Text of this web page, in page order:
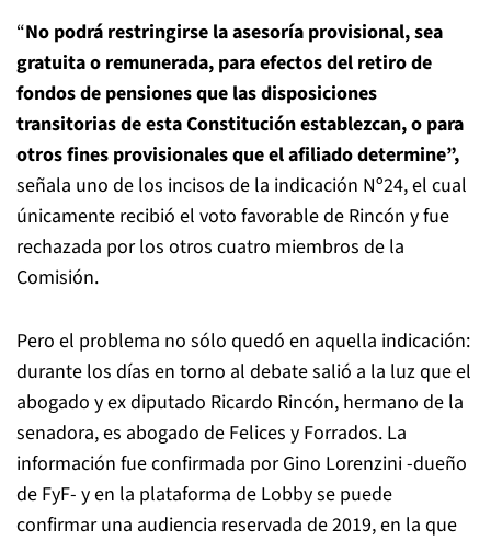
“No podrá restringirse la asesoría provisional, sea
gratuita o remunerada, para efectos del retiro de
fondos de pensiones que las disposiciones
transitorias de esta Constitución establezcan, o para
otros fines provisionales que el afiliado determine”,
señala uno de los incisos de la indicación Nº24, el cual
únicamente recibió el voto favorable de Rincón y fue
rechazada por los otros cuatro miembros de la
Comisión.
Pero el problema no sólo quedó en aquella indicación:
durante los días en torno al debate salió a la luz que el
abogado y ex diputado Ricardo Rincón, hermano de la
senadora, es abogado de Felices y Forrados. La
información fue confirmada por Gino Lorenzini -dueño
de FyF- y en la plataforma de Lobby se puede
confirmar una audiencia reservada de 2019, en la que